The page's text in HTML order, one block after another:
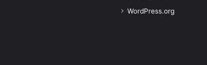
WordPress.org